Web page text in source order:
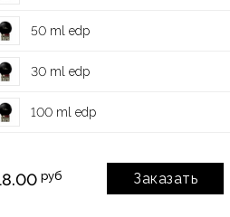
50 ml edp
30 ml edp
100 ml edp
руб Заказать